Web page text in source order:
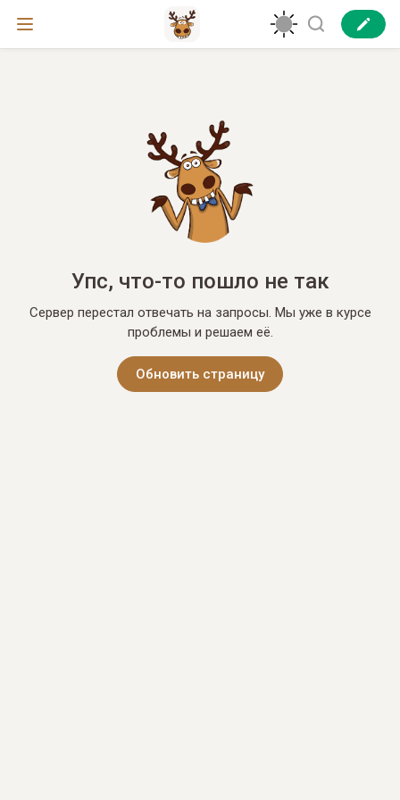
Упс, что-то пошло не так
Сервер перестал отвечать на запросы. Мы уже в курсе
проблемы и решаем её.
Обновить страницу